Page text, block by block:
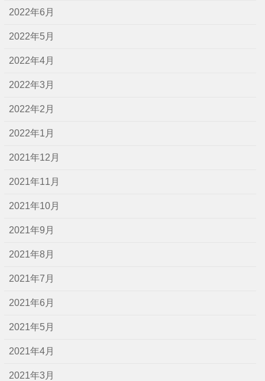
2022年6月
2022年5月
2022年4月
2022年3月
2022年2月
2022年1月
2021年12月
2021年11月
2021年10月
2021年9月
2021年8月
2021年7月
2021年6月
2021年5月
2021年4月
2021年3月